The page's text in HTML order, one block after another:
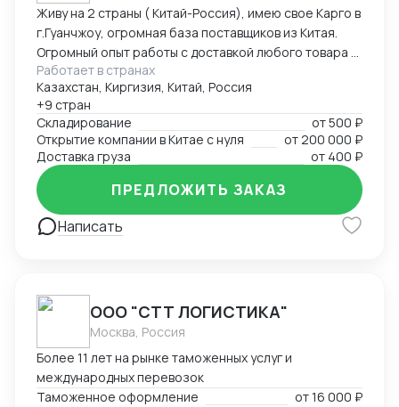
Живу на 2 страны ( Китай-Россия), имею свое Карго в
г.Гуанчжоу, огромная база поставщиков из Китая.
Огромный опыт работы с доставкой любого товара в
Страны Средней Азии. Поиск, выкуп, валюта, обмен,
инспекция.
Работает в странах
Казахстан, Киргизия, Китай, Россия
+9 стран
Складирование
от500 ₽
Открытие компании в Китае с нуля
от200 000 ₽
Доставка груза
от 400 ₽
Написать
ПРЕДЛОЖИТЬ ЗАКАЗ
ООО "СТТ ЛОГИСТИКА"
Москва, Россия
Более 11 лет на рынке таможенных услуг и
международных перевозок
Таможенное оформление
от16 000 ₽